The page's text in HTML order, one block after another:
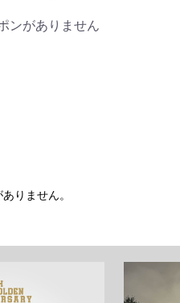
ンがありません
りません。